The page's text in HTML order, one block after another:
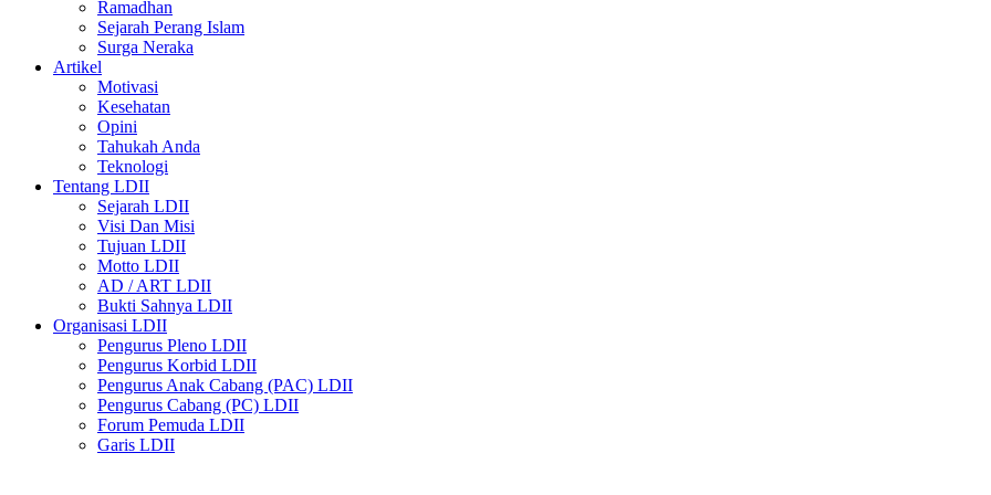
Ramadhan
Sejarah Perang Islam
Surga Neraka
Artikel
Motivasi
Kesehatan
Opini
Tahukah Anda
Teknologi
Tentang LDII
Sejarah LDII
Visi Dan Misi
Tujuan LDII
Motto LDII
AD / ART LDII
Bukti Sahnya LDII
Organisasi LDII
Pengurus Pleno LDII
Pengurus Korbid LDII
Pengurus Anak Cabang (PAC) LDII
Pengurus Cabang (PC) LDII
Forum Pemuda LDII
Garis LDII